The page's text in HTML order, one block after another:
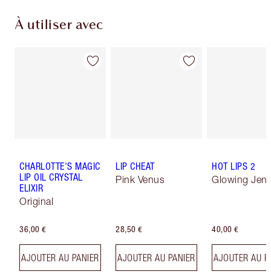
À utiliser avec
CHARLOTTE'S MAGIC
LIP OIL CRYSTAL
ELIXIR
Original
36,00 €
AJOUTER AU PANIER
LIP CHEAT
Pink Venus
28,50 €
AJOUTER AU PANIER
HOT LIPS 2
Glowing Jen
40,00 €
AJOUTER AU